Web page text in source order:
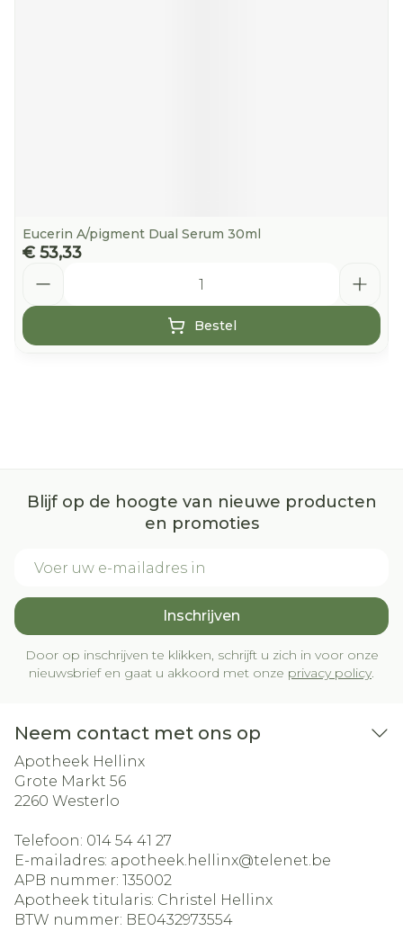
Eucerin A/pigment Dual Serum 30ml
€ 53,33
Bestel
Blijf op de hoogte van nieuwe producten
en promoties
Inschrijven
Door op inschrijven te klikken, schrijft u zich in voor onze
nieuwsbrief en gaat u akkoord met onze privacy policy.
Neem contact met ons op
Apotheek Hellinx
Grote Markt 56
2260 Westerlo
Telefoon: 014 54 41 27
E-mailadres: apotheek.hellinx@telenet.be
APB nummer: 135002
Apotheek titularis: Christel Hellinx
BTW nummer: BE0432973554